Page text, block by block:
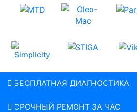
БЕСПЛАТНАЯ ДИАГНОСТИКА
СРОЧНЫЙ РЕМОНТ ЗА ЧАС